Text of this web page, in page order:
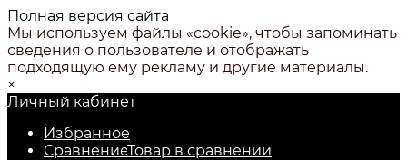
Полная версия сайта
Мы используем файлы «cookie», чтобы запоминать
сведения о пользователе и отображать
подходящую ему рекламу и другие материалы.
×
Личный кабинет
Избранное
СравнениеТовар в сравнении